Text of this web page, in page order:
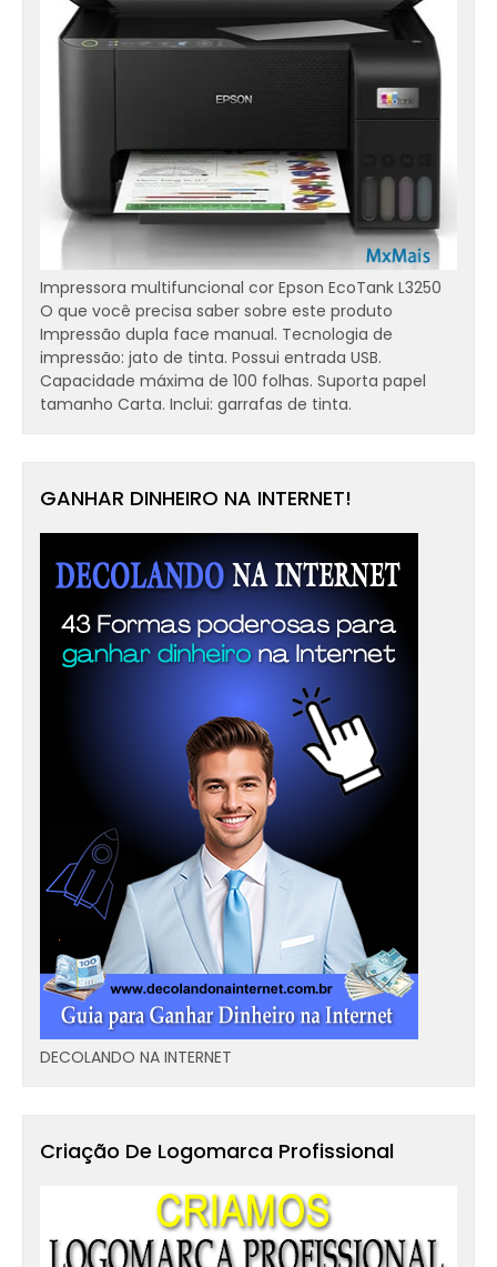
Impressora multifuncional cor Epson EcoTank L3250
O que você precisa saber sobre este produto
Impressão dupla face manual. Tecnologia de
impressão: jato de tinta. Possui entrada USB.
Capacidade máxima de 100 folhas. Suporta papel
tamanho Carta. Inclui: garrafas de tinta.
GANHAR DINHEIRO NA INTERNET!
DECOLANDO NA INTERNET
Criação De Logomarca Profissional